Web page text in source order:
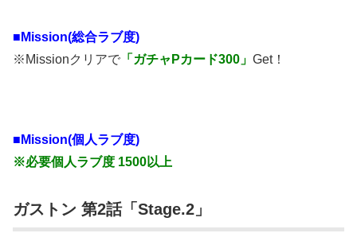
■Mission(総合ラブ度)
※Missionクリアで 「ガチャPカード300」 Get！
■Mission(個人ラブ度)
※必要個人ラブ度 1500以上
ガストン 第2話「Stage.2」